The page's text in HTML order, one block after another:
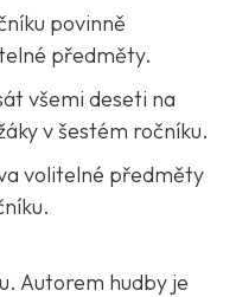
povinně
předměty.
všemi deseti na
v šestém ročníku.
volitelné předměty
Autorem hudby je